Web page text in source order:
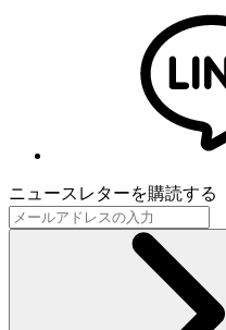
ニュースレターを購読する